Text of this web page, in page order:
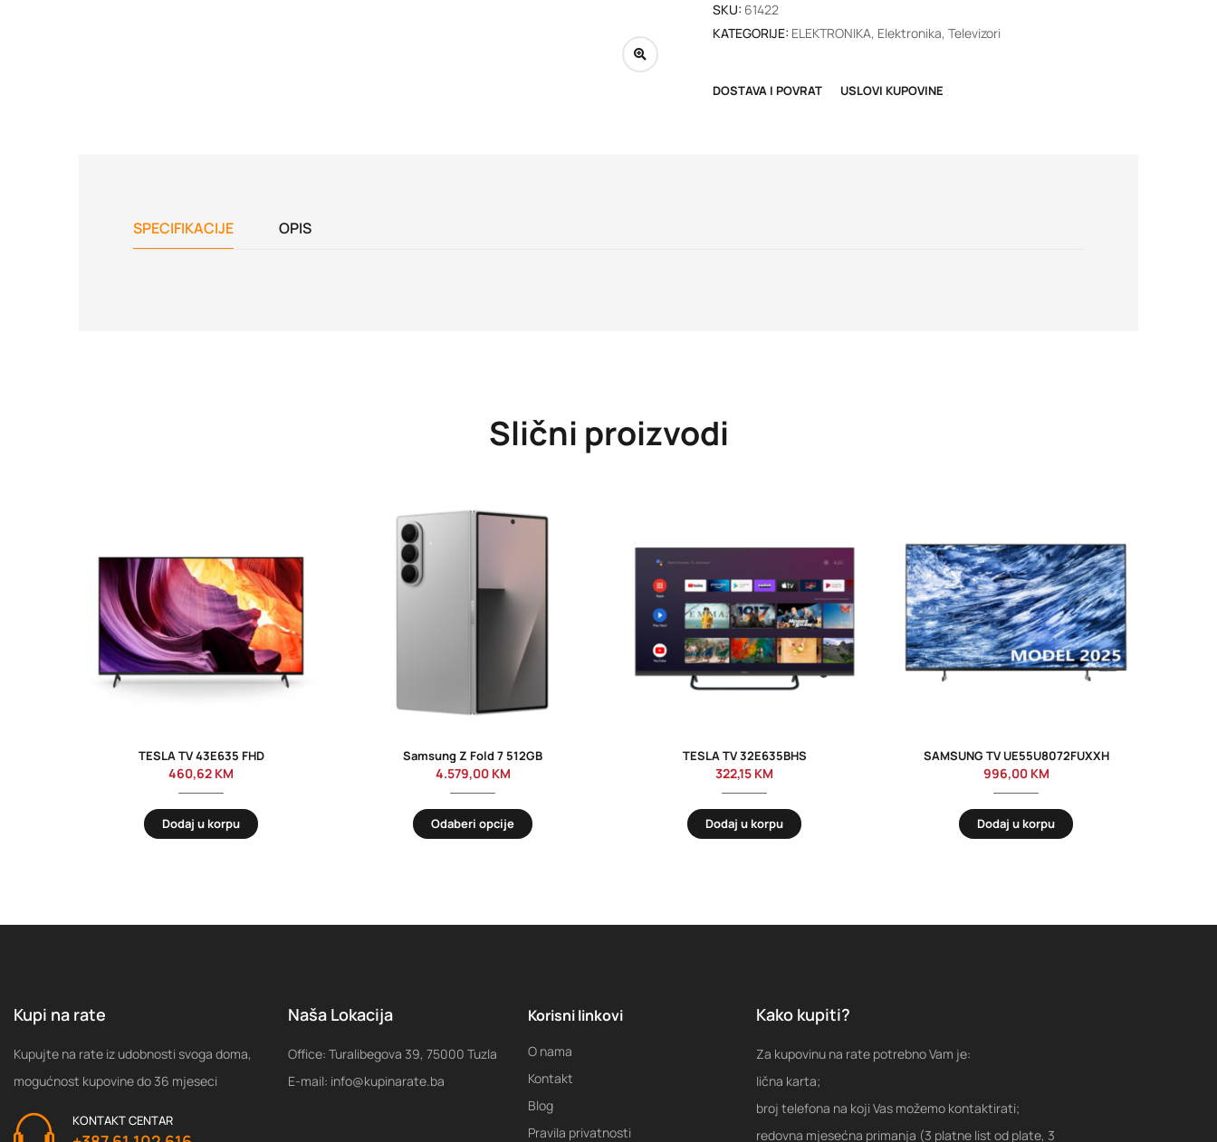
SKU: 61422
KATEGORIJE: ELEKTRONIKA, Elektronika, Televizori
DOSTAVA I POVRAT USLOVI KUPOVINE
SPECIFIKACIJE OPIS
Slični proizvodi
TESLA TV 43E635 FHD
460,62 KM
Dodaj u korpu
Samsung Z Fold 7 512GB
4.579,00 KM
Odaberi opcije
TESLA TV 32E635BHS
322,15 KM
Dodaj u korpu
SAMSUNG TV UE55U8072FUXXH
996,00 KM
Dodaj u korpu
Kupi na rate
Kupujte na rate iz udobnosti svoga doma,
mogućnost kupovine do 36 mjeseci
KONTAKT CENTAR
Naša Lokacija
Office: Turalibegova 39, 75000 Tuzla
E-mail: info@kupinarate.ba
Korisni linkovi
O nama
Kontakt
Blog
Pravila privatnosti
Kako kupiti?
Za kupovinu na rate potrebno Vam je:
lična karta;
broj telefona na koji Vas možemo kontaktirati;
redovna mjesećna primanja (3 platne list od plate, 3